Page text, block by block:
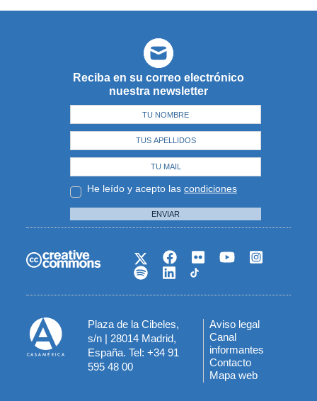
Reciba en su correo electrónico
nuestra newsletter
He leído y acepto las condiciones
ENVIAR
Plaza de la Cibeles,
s/n | 28014 Madrid,
España. Tel: +34 91
595 48 00
Menú
del
pie
Aviso legal
Canal
informantes
Contacto
Mapa web